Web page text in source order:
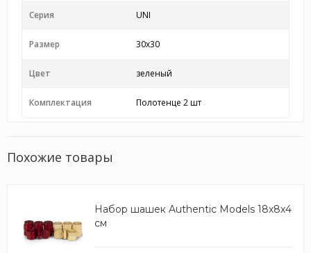
Серия UNI
Размер 30x30
Цвет зеленый
Комплектация Полотенце 2 шт
Похожие товары
Набор шашек Authentic Models 18х8х4
см